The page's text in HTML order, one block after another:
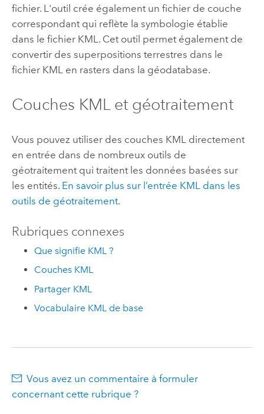
fichier. L'outil crée également un fichier de couche
correspondant qui reflète la symbologie établie
dans le fichier KML. Cet outil permet également de
convertir des superpositions terrestres dans le
fichier KML en rasters dans la géodatabase.
Couches KML et géotraitement
Vous pouvez utiliser des couches KML directement
en entrée dans de nombreux outils de
géotraitement qui traitent les données basées sur
les entités. En savoir plus sur l’entrée KML dans les
outils de géotraitement.
Rubriques connexes
Que signifie KML ?
Couches KML
Partager KML
Vocabulaire KML de base
Vous avez un commentaire à formuler
concernant cette rubrique ?